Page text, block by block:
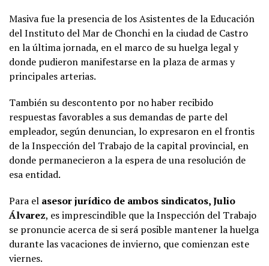
Masiva fue la presencia de los Asistentes de la Educación
del Instituto del Mar de Chonchi en la ciudad de Castro
en la última jornada, en el marco de su huelga legal y
donde pudieron manifestarse en la plaza de armas y
principales arterias.
También su descontento por no haber recibido
respuestas favorables a sus demandas de parte del
empleador, según denuncian, lo expresaron en el frontis
de la Inspección del Trabajo de la capital provincial, en
donde permanecieron a la espera de una resolución de
esa entidad.
Para el asesor jurídico de ambos sindicatos, Julio
Álvarez, es imprescindible que la Inspección del Trabajo
se pronuncie acerca de si será posible mantener la huelga
durante las vacaciones de invierno, que comienzan este
viernes.